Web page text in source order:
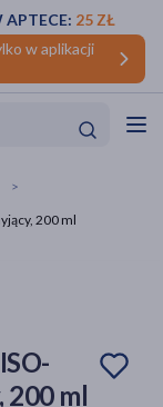
w aplikacji
25 ZŁ
200 ml
200 ml